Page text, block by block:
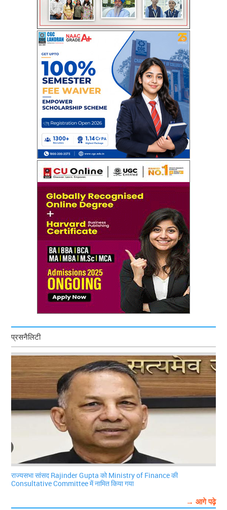
प्रसनैलिटी
राज्यसभा सांसद Rajinder Gupta को Ministry of Finance की
Consultative Committee में नामित किया गया
→ आगे पढ़े